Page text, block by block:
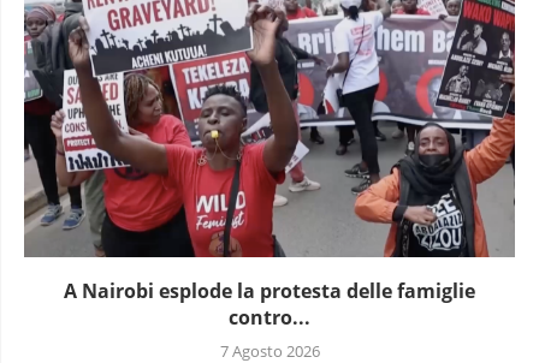
A Nairobi esplode la protesta delle famiglie
contro...
7 Agosto 2026